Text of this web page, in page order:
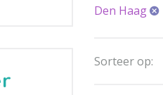
Den Haag
Sorteer op: